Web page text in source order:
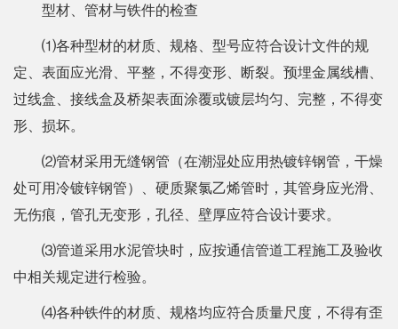
型材、管材与铁件的检查
⑴各种型材的材质、规格、型号应符合设计文件的规
定、表面应光滑、平整，不得变形、断裂。预埋金属线槽、
过线盒、接线盒及桥架表面涂覆或镀层均匀、完整，不得变
形、损坏。
⑵管材采用无缝钢管（在潮湿处应用热镀锌钢管，干燥
处可用冷镀锌钢管）、硬质聚氯乙烯管时，其管身应光滑、
无伤痕，管孔无变形，孔径、壁厚应符合设计要求。
⑶管道采用水泥管块时，应按通信管道工程施工及验收
中相关规定进行检验。
⑷各种铁件的材质、规格均应符合质量尺度，不得有歪